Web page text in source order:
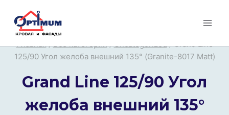
Перейти
Главная / Все категории / Uncategorized / Grand Line
125/90 Угол желоба внешний 135° (Granite-8017 Matt)
Grand Line 125/90 Угол
желоба внешний 135°